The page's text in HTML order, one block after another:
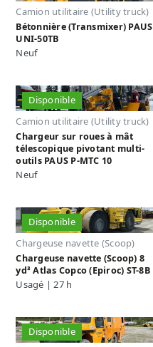
Camion utilitaire (Utility truck)
Bétonnière (Transmixer) PAUS
UNI-50TB
Neuf
Disponible
Camion utilitaire (Utility truck)
Chargeur sur roues à mât
télescopique pivotant multi-
outils PAUS P-MTC 10
Neuf
Disponible
Chargeuse navette (Scoop)
Chargeuse navette (Scoop) 8
yd³ Atlas Copco (Epiroc) ST-8B
Usagé | 27 h
Disponible